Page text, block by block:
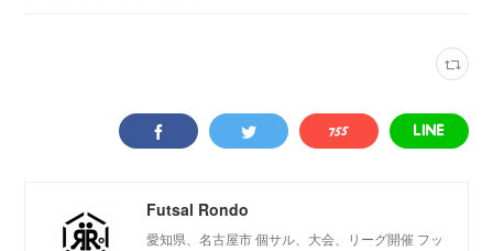
Futsal Rondo
愛知県、名古屋市 個サル、大会、リーグ開催 フッ